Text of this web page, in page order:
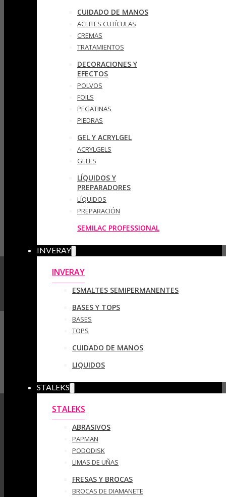
CUIDADO DE MANOS
ACEITES CUTÍCULAS
CREMAS
TRATAMIENTOS
DECORACIONES Y
EFECTOS
POLVOS
FOILS
PEGATINAS
PIEDRAS
GEL Y ACRYLGEL
ACRYLGELS
GELES
LÍQUIDOS Y
PREPARADORES
LÍQUIDOS
PREPARACIÓN
SEMILAC PROFESSIONAL
INVERAY
INVERAY
ESMALTES SEMIPERMANENTES
BASES Y TOPS
BASES
TOPS
CUIDADO DE MANOS
LIQUIDOS
STALEKS
STALEKS
ABRASIVOS
PAPMAN
PODODISK
LIMAS DE UÑAS
FRESAS Y BROCAS
BROCAS DE DIAMANETE